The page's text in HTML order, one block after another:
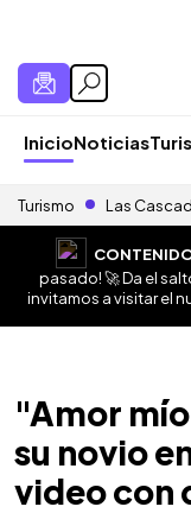
InicioNoticias
Turismo Las
pasado! 🚀 Da el
invitamos a visitar el
"Amor
su novio
video con